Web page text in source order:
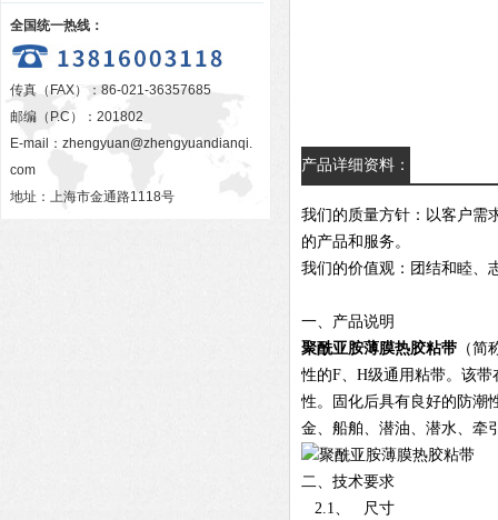
全国统一热线：
传真（FAX）：86-021-36357685
邮编（P.C）：201802
E-mail： zhengyuan@zhengyuandianqi.
com
地址：上海市金通路1118号
产品详细资料：
我们的质量方针：以客户需
的产品和服务。
我们的价值观：团结和睦、
一、产品说明
聚酰亚胺薄膜热胶粘带 （
性的F、H级通用粘带。该
性。固化后具有良好的防潮
金、船舶、潜油、潜水、牵
二、技术要求
2.1、 尺寸